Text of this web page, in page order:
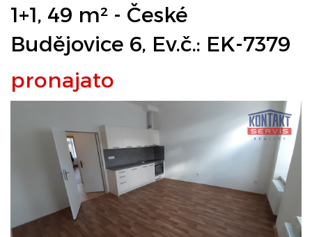
1+1, 49 m² - České
Budějovice 6, Ev.č.: EK-7379
pronajato